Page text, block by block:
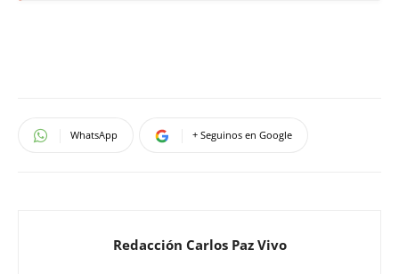
WhatsApp + Seguinos en Google
Redacción Carlos Paz Vivo